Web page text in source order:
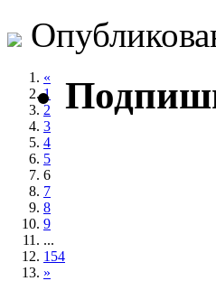
«
1
2
3
4
5
6
7
8
9
...
154
»